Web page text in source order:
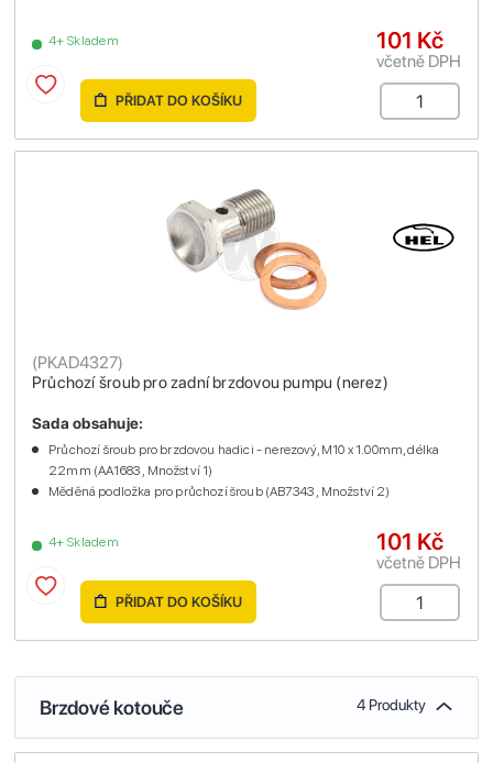
4+ Skladem 101 Kč
včetně DPH
PŘIDAT DO KOŠÍKU
Průchozí šroub pro zadní brzdovou pumpu (nerez)
(PKAD4327)
4+ Skladem
Sada obsahuje:
Průchozí šroub pro brzdovou hadici - nerezový, M10 x 1.00mm, délka
22mm (AA1683 , Množství 1)
Měděná podložka pro průchozí šroub (AB7343 , Množství 2)
101 Kč
včetně DPH
PŘIDAT DO KOŠÍKU
Brzdové kotouče 4 Produkty